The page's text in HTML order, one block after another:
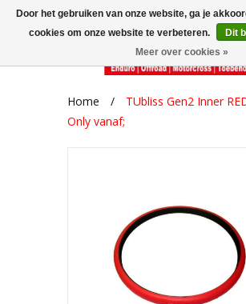
Home /
TUbliss Gen2 Inner
Only vanaf;
Door het gebruiken van onze website, ga je
cookies om onze website te verbeteren.
Dit
Meer over cookies »